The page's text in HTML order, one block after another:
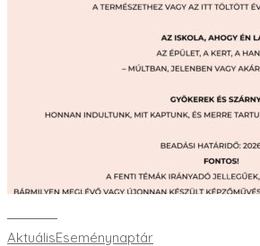
AktuálisEseménynaptár